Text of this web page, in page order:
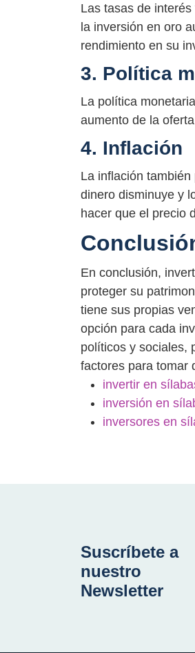
Las tasas de
la inversión en oro
rendimiento en su
3. Política
La política
aumento de la
4. Inflación
La inflación
dinero disminuye y
hacer que el precio
En conclusión,
proteger su
tiene sus propias
opción para cada
políticos y sociales,
factores para tomar
invertir en
inversión en
inversores en
Suscríbete a
nuestro
Newsletter